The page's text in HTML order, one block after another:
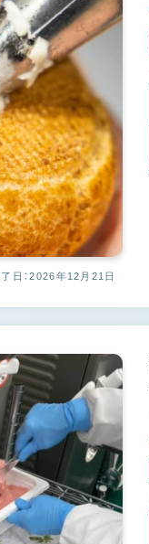
日：2026年12月21日